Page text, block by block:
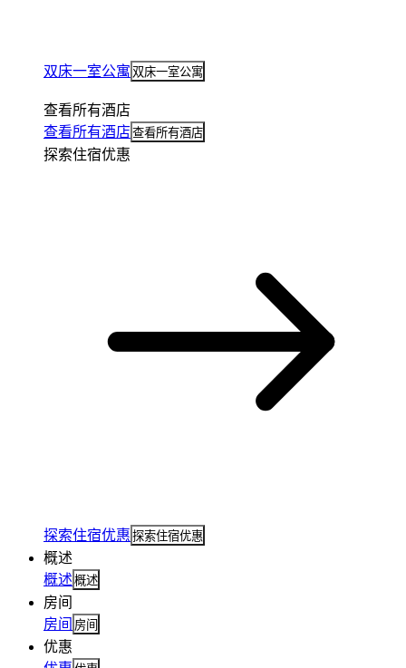
双床一室公寓 双床一室公寓
查看所有酒店
查看所有酒店查看所有酒店
探索住宿优惠
探索住宿优惠 探索住宿优惠
概述
概述 概述
房间
房间 房间
优惠